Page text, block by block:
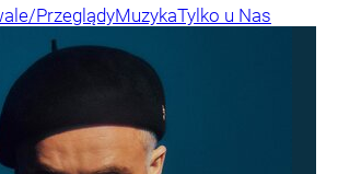
PrzeglądyMuzykaTylko u Nas